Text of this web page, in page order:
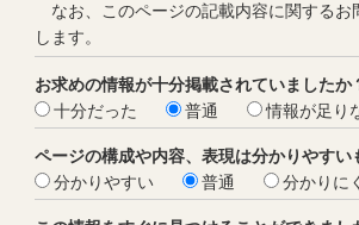
なお、このページの記載内容に関するお
します。
お求めの情報が十分掲載されていましたか
十分だった
普通 情報が足り
ページの構成や内容、表現は分かりやすい
分かりやすい
普通 分かりに